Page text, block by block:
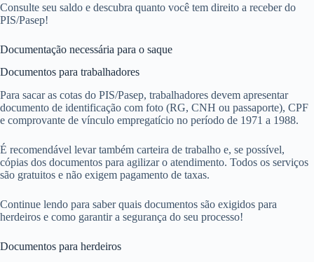
Consulte seu saldo e descubra quanto você tem direito a receber do
PIS/Pasep!
Documentação necessária para o saque
Documentos para trabalhadores
Para sacar as cotas do PIS/Pasep, trabalhadores devem apresentar
documento de identificação com foto (RG, CNH ou passaporte), CPF
e comprovante de vínculo empregatício no período de 1971 a 1988.
É recomendável levar também carteira de trabalho e, se possível,
cópias dos documentos para agilizar o atendimento. Todos os serviços
são gratuitos e não exigem pagamento de taxas.
Continue lendo para saber quais documentos são exigidos para
herdeiros e como garantir a segurança do seu processo!
Documentos para herdeiros